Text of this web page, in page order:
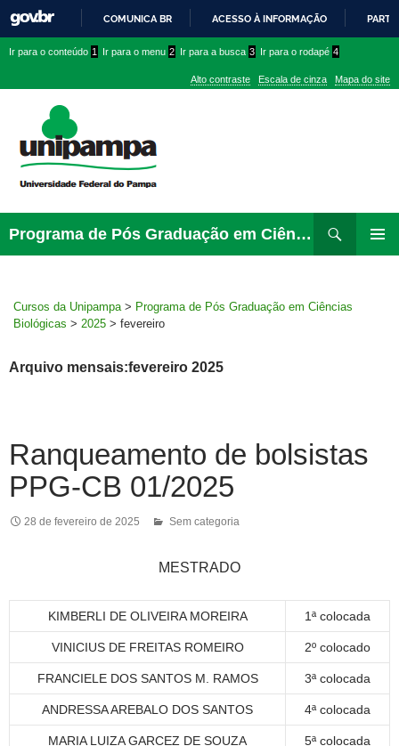
PARA
CONTEÚDO
COMUNICA BR ACESSO À INFORMAÇÃO
conteúdo
menu
superior
menu
Ir para o conteúdo 1 Ir para o menu 2 Ir para a busca 3 Ir para o rodapé 4
Alto contraste Escala de cinza Mapa do site
Programa de Pós Graduação em Ciências Biológicas
para
Cursos da Unipampa > Programa de Pós Graduação em Ciências
Biológicas > 2025 > fevereiro
Arquivo mensais:fevereiro 2025
Ranqueamento de bolsistas
PPG-CB 01/2025
28 de fevereiro de 2025 Sem categoria
MESTRADO
KIMBERLI DE OLIVEIRA MOREIRA 1ª colocada
VINICIUS DE FREITAS ROMEIRO 2º colocado
FRANCIELE DOS SANTOS M. RAMOS 3ª colocada
ANDRESSA AREBALO DOS SANTOS 4ª colocada
MARIA LUIZA GARCEZ DE SOUZA 5ª colocada